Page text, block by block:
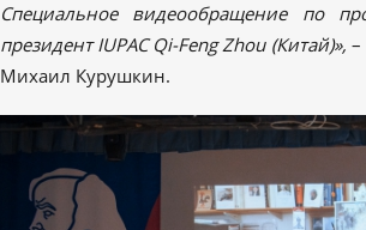
Специальное видеообращение по
президент IUPAC Qi-Feng Zhou (Китай)», –
Михаил Курушкин.